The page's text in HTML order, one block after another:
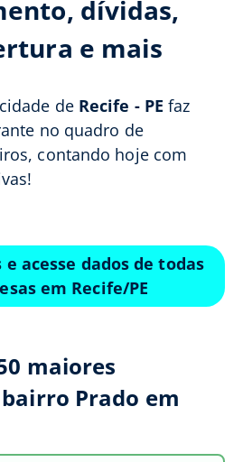
dívidas,
e mais
de Recife - PE faz
no quadro de
contando hoje com
acesse dados de todas
em Recife/PE
maiores
Prado em